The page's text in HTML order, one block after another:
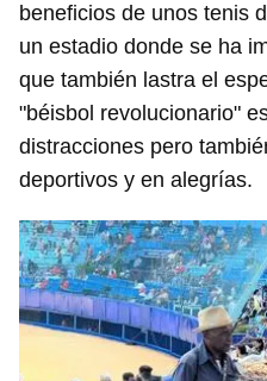
Guardar como favorito
Para poder guardar como
iniciar sesión con tu
INICIAR
beneficios de unos tenis
un estadio donde se ha
que también lastra el
"béisbol revolucionario"
distracciones pero
deportivos y en alegrías.